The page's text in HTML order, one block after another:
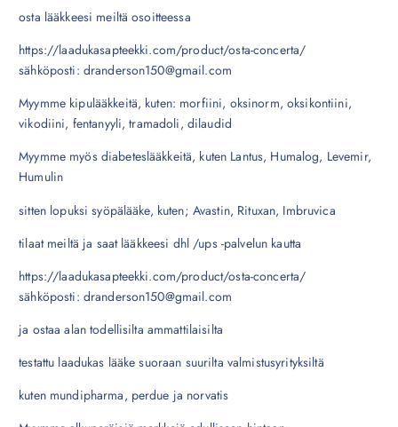
osta lääkkeesi meiltä osoitteessa
https://laadukasapteekki.com/product/osta-concerta/
sähköposti: dranderson150@gmail.com
Myymme kipulääkkeitä, kuten: morfiini, oksinorm, oksikontiini,
vikodiini, fentanyyli, tramadoli, dilaudid
Myymme myös diabeteslääkkeitä, kuten Lantus, Humalog, Levemir,
Humulin
sitten lopuksi syöpälääke, kuten; Avastin, Rituxan, Imbruvica
tilaat meiltä ja saat lääkkeesi dhl /ups -palvelun kautta
https://laadukasapteekki.com/product/osta-concerta/
sähköposti: dranderson150@gmail.com
ja ostaa alan todellisilta ammattilaisilta
testattu laadukas lääke suoraan suurilta valmistusyrityksiltä
kuten mundipharma, perdue ja norvatis